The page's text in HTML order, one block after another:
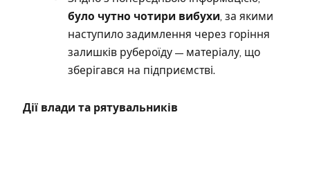
було чутно чотири вибухи, за якими
наступило задимлення через горіння
залишків рубероїду — матеріалу, що
зберігався на підприємстві.
Дії влади та рятувальників